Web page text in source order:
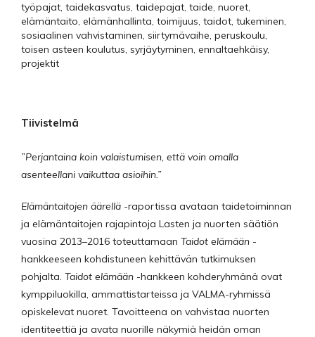
työpajat, taidekasvatus, taidepajat, taide, nuoret,
elämäntaito, elämänhallinta, toimijuus, taidot, tukeminen,
sosiaalinen vahvistaminen, siirtymävaihe, peruskoulu,
toisen asteen koulutus, syrjäytyminen, ennaltaehkäisy,
projektit
Tiivistelmä
”Perjantaina koin valaistumisen, että voin omalla
asenteellani vaikuttaa asioihin.”
Elämäntaitojen äärellä -raportissa avataan taidetoiminnan
ja elämäntaitojen rajapintoja Lasten ja nuorten säätiön
vuosina 2013–2016 toteuttamaan Taidot elämään -
hankkeeseen kohdistuneen kehittävän tutkimuksen
pohjalta. Taidot elämään -hankkeen kohderyhmänä ovat
kymppiluokilla, ammattistarteissa ja VALMA-ryhmissä
opiskelevat nuoret. Tavoitteena on vahvistaa nuorten
identiteettiä ja avata nuorille näkymiä heidän oman